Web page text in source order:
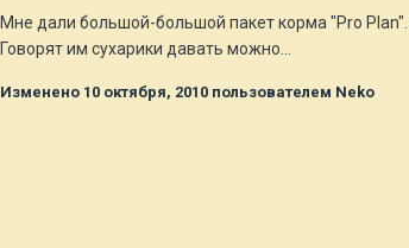
Мне дали большой-большой пакет корма "Pro
Говорят им сухарики давать можно...
Изменено 10 октября, 2010 пользователем Neko